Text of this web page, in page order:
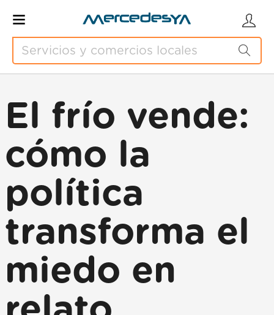
El frío vende:
cómo la
política
transforma el
miedo en